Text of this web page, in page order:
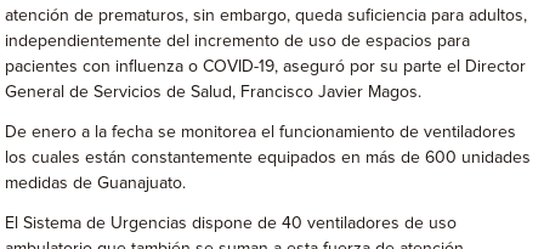
atención de prematuros, sin embargo, queda suficiencia para adultos,
independientemente del incremento de uso de espacios para
pacientes con influenza o COVID-19, aseguró por su parte el Director
General de Servicios de Salud, Francisco Javier Magos.
De enero a la fecha se monitorea el funcionamiento de ventiladores
los cuales están constantemente equipados en más de 600 unidades
medidas de Guanajuato.
El Sistema de Urgencias dispone de 40 ventiladores de uso